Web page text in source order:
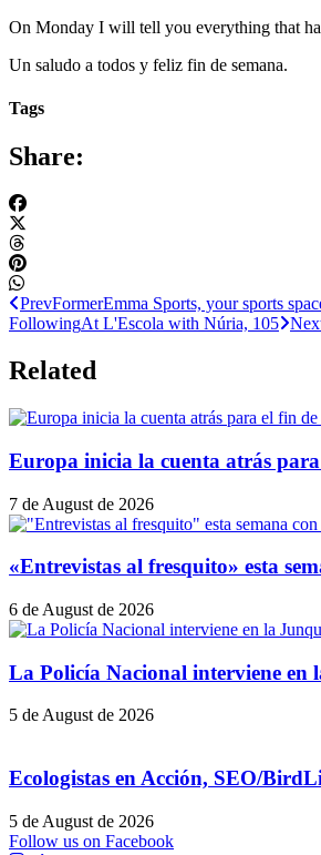
On Monday I will tell you everything that
Un saludo a todos y feliz fin de semana.
Tags
Share:
PrevFormerEmma Sports, your sports
FollowingAt L'Escola with Núria, 105
Related
Europa inicia la cuenta atrás
7 de August de 2026
«Entrevistas al fresquito» esta
6 de August de 2026
La Policía Nacional interviene en
5 de August de 2026
Ecologistas en Acción, SEO/
5 de August de 2026
Follow us on Facebook